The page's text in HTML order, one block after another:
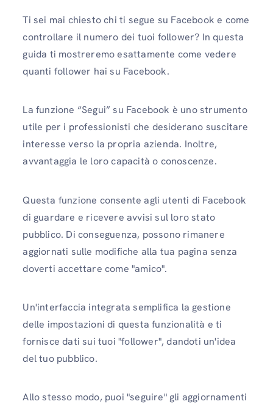
Ti sei mai chiesto chi ti segue su Facebook e come
controllare il numero dei tuoi follower? In questa
guida ti mostreremo esattamente come vedere
quanti follower hai su Facebook.
La funzione “Segui” su Facebook è uno strumento
utile per i professionisti che desiderano suscitare
interesse verso la propria azienda. Inoltre,
avvantaggia le loro capacità o conoscenze.
Questa funzione consente agli utenti di Facebook
di guardare e ricevere avvisi sul loro stato
pubblico. Di conseguenza, possono rimanere
aggiornati sulle modifiche alla tua pagina senza
doverti accettare come "amico".
Un'interfaccia integrata semplifica la gestione
delle impostazioni di questa funzionalità e ti
fornisce dati sui tuoi "follower", dandoti un'idea
del tuo pubblico.
Allo stesso modo, puoi "seguire" gli aggiornamenti